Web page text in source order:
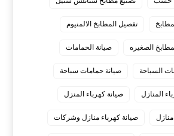
تفصيل المطابخ الالمنيوم
الصغيره صيانة الحمامات
السباحة صيانة حمامات سباحة
المنازل صيانة كهرباء المنزل
منازل صيانة كهرباء منازل وشركات